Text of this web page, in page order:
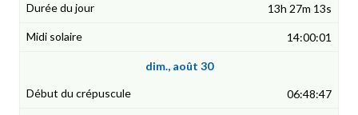
13h 27m 13s
14:00:01
dim., août 30
06:48:47